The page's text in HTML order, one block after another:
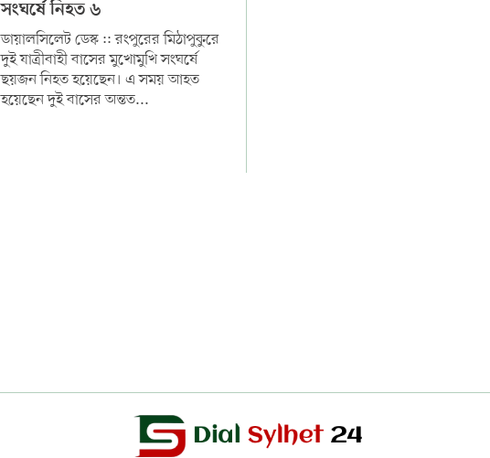
সংঘর্ষে নিহত ৬
ডায়ালসিলেট ডেস্ক :: রংপুরের মিঠাপুকুরে
দুই যাত্রীবাহী বাসের মুখোমুখি সংঘর্ষে
ছয়জন নিহত হয়েছেন। এ সময় আহত
হয়েছেন দুই বাসের অন্তত...